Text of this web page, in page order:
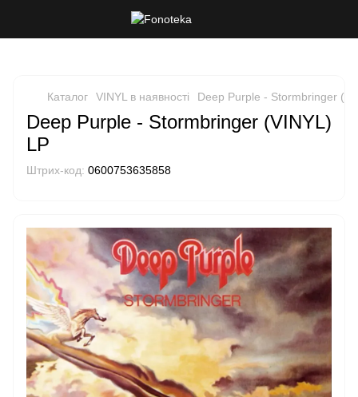
Каталог VINYL в наявності Deep Purple - Stormbringer
Deep Purple - Stormbringer (VINYL)
LP
Штрих-код: 0600753635858